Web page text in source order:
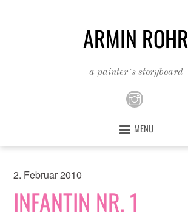
ARMIN ROHR
a painter´s storyboard
MENU
2. Februar 2010
INFANTIN NR. 1